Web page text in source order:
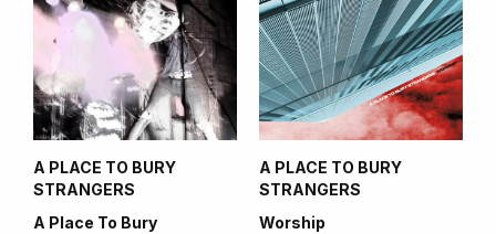
A PLACE TO BURY
STRANGERS
A Place To Bury
A PLACE TO BURY
STRANGERS
Worship